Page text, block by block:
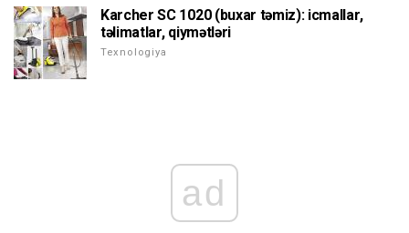
Karcher SC 1020 (buxar təmiz): icmallar,
təlimatlar, qiymətləri
Texnologiya
ad